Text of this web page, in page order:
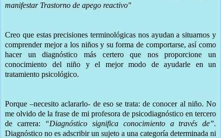
manifestar Trastorno de apego reactivo"
Creo que estas precisiones terminológicas nos ayudan a situarnos y
comprender mejor a los niños y su forma de comportarse, así como
hacer un diagnóstico más certero que nos proporcione un
conocimiento del niño y el mejor modo de ayudarle en un
tratamiento psicológico.
Porque –necesito aclararlo- de eso se trata: de conocer al niño. No
me olvido de la frase de mi profesora de psicodiagnóstico en tercero
de carrera: “Diagnóstico significa conocimiento a través de”.
Diagnóstico no es adscribir un sujeto a una categoría determinada ni